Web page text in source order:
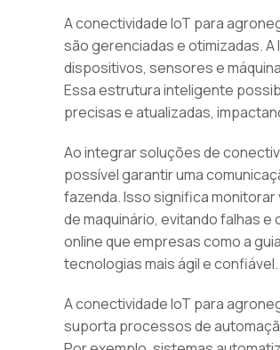
A conectividade IoT para
são gerenciadas e otimizadas.
dispositivos, sensores e
Essa estrutura inteligente
precisas e atualizadas,
Ao integrar soluções de
possível garantir uma
fazenda. Isso significa
de maquinário, evitando falhas
online que empresas como a
tecnologias mais ágil e confiável.
A conectividade IoT para
suporta processos de